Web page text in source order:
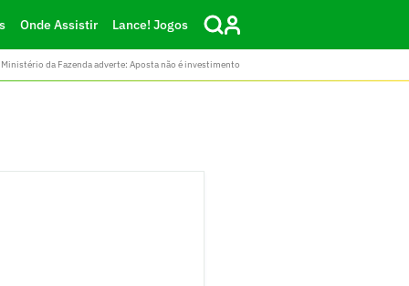
Onde Assistir Lance! Jogos
da Fazenda adverte: Aposta não é investimento